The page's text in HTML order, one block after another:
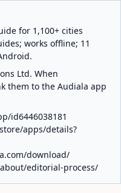
for 1,100+ cities
works offline; 11
Ltd. When
them to the Audiala app
id6446038181
apps/details?
download/
editorial-process/